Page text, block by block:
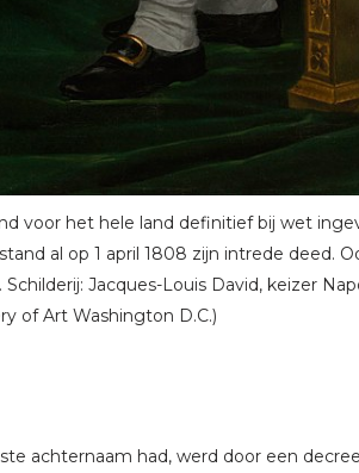
voor het hele land definitief bij wet
al op 1 april 1808 zijn intrede deed.
Jacques-Louis David, keizer
of Art Washington D.C.)
achternaam had, werd door een